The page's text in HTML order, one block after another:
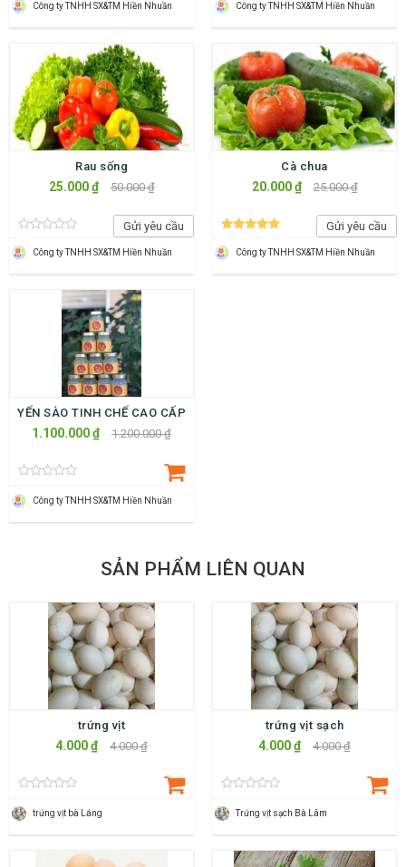
Công ty TNHH SX&TM Hiền Nhuần Công ty TNHH SX&TM Hiền Nhuần
Rau sống
25.000 ₫ 50.000 ₫
Gửi yêu cầu
Công ty TNHH SX&TM Hiền Nhuần
Cà chua
20.000 ₫ 25.000 ₫
Gửi yêu cầu
Công ty TNHH SX&TM Hiền Nhuần
YẾN SÀO TINH CHẾ CAO CẤP
1.100.000 ₫ 1.200.000 ₫
Công ty TNHH SX&TM Hiền Nhuần
SẢN PHẨM LIÊN QUAN
trứng vịt
4.000 ₫ 4.000 ₫
trứng vịt bà Láng
trứng vịt sạch
4.000 ₫ 4.000 ₫
Trứng vịt sạch Bà Lâm